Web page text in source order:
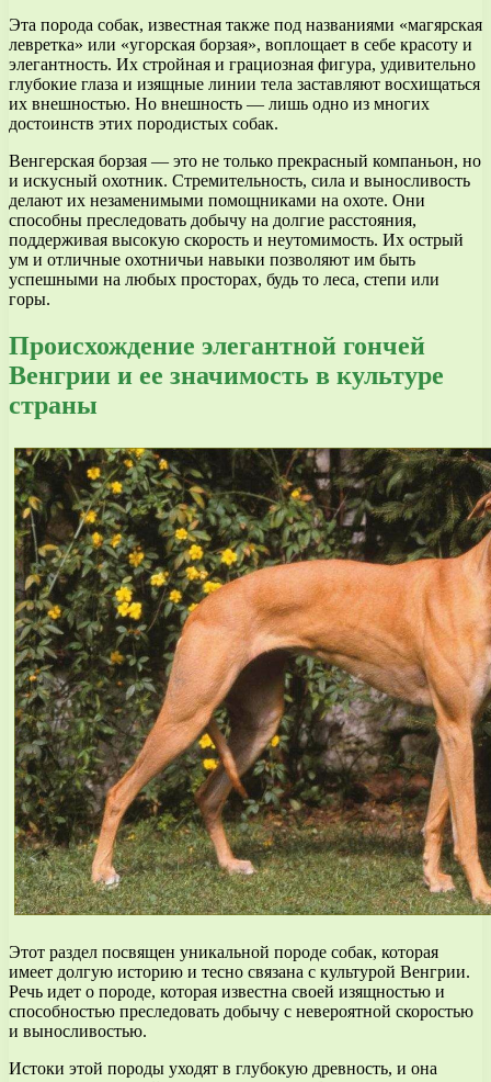
Эта порода собак, известная также под названиями «магярская
левретка» или «угорская борзая», воплощает в себе красоту и
элегантность. Их стройная и грациозная фигура, удивительно
глубокие глаза и изящные линии тела заставляют восхищаться
их внешностью. Но внешность — лишь одно из многих
достоинств этих породистых собак.
Венгерская борзая — это не только прекрасный компаньон, но
и искусный охотник. Стремительность, сила и выносливость
делают их незаменимыми помощниками на охоте. Они
способны преследовать добычу на долгие расстояния,
поддерживая высокую скорость и неутомимость. Их острый
ум и отличные охотничьи навыки позволяют им быть
успешными на любых просторах, будь то леса, степи или
горы.
Происхождение элегантной гончей
Венгрии и ее значимость в культуре
страны
Этот раздел посвящен уникальной породе собак, которая
имеет долгую историю и тесно связана с культурой Венгрии.
Речь идет о породе, которая известна своей изящностью и
способностью преследовать добычу с невероятной скоростью
и выносливостью.
Истоки этой породы уходят в глубокую древность, и она